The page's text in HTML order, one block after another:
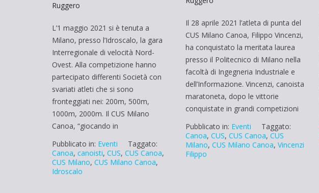
Ruggero
L’1 maggio 2021 si è tenuta a
Milano, presso l’Idroscalo, la gara
Interregionale di velocità Nord-
Ovest. Alla competizione hanno
partecipato differenti Società con
svariati atleti che si sono
fronteggiati nei: 200m, 500m,
1000m, 2000m. Il CUS Milano
Canoa, “giocando in
Pubblicato in: Eventi
Taggato:
Canoa, canoisti, CUS, CUS Canoa,
CUS Milano, CUS Milano Canoa,
Idroscalo
Il 28 aprile 2021 l’atleta di punta del
CUS Milano Canoa, Filippo Vincenzi,
ha conquistato la meritata laurea
presso il Politecnico di Milano nella
facoltà di Ingegneria Industriale e
dell’Informazione. Vincenzi, canoista
maratoneta, dopo le vittorie
conquistate in grandi competizioni
Pubblicato in: Eventi
Taggato:
Canoa,CUS,CUS Canoa,CUS
Milano,CUS Milano Canoa,Vincenzi
Filippo